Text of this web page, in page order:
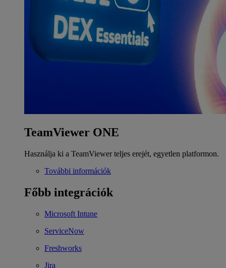
TeamViewer ONE
Használja ki a TeamViewer teljes erejét, egyetlen platformon.
További információk
Főbb integrációk
Microsoft Intune
ServiceNow
Freshworks
Jira